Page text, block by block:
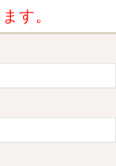
す。